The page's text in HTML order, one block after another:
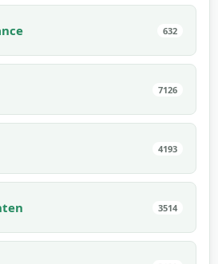
632
7126
4193
3514